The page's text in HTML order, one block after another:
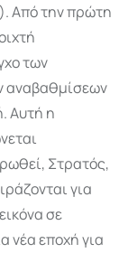
Από την πρώτη
των
αναβαθμίσεων
Αυτή η
Στρατός,
για
σε
νέα εποχή για